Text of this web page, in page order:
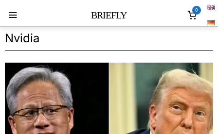
BRIEFLY 0
Nvidia